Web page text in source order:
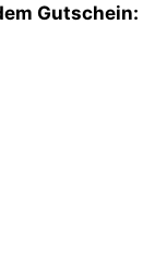
Gutschein: